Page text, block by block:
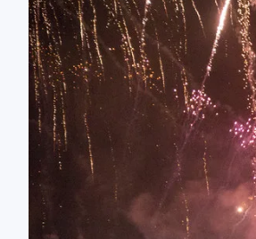
zaobserwuj nas
zaobserwuj nas